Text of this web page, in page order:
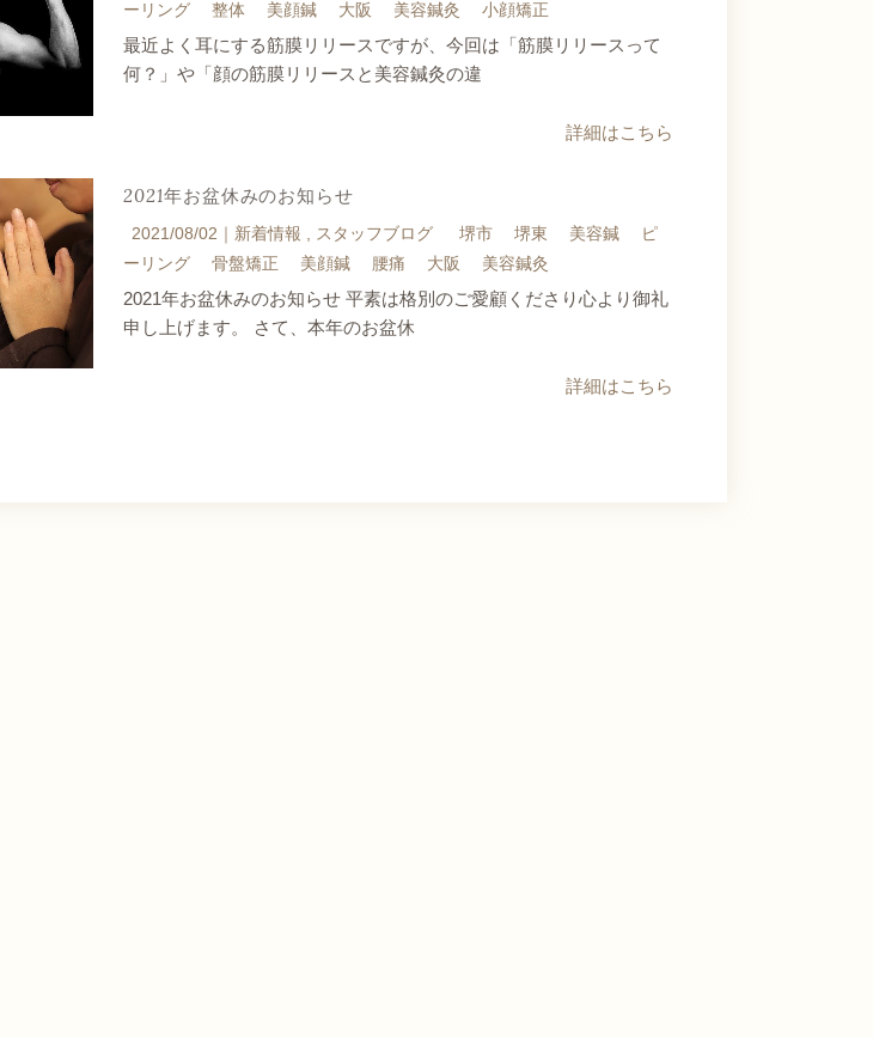
ーリング
整体 美顔鍼 大阪 美容鍼灸 小顔矯正
最近よく耳にする筋膜リリースですが、今回は「筋膜リリースって
何？」や「顔の筋膜リリースと美容鍼灸の違
詳細はこちら
2021年お盆休みのお知らせ
2021/08/02｜ 新着情報 スタッフブログ 堺市 堺東 美容鍼
ピ
ーリング
骨盤矯正 美顔鍼 腰痛 大阪 美容鍼灸
2021年お盆休みのお知らせ 平素は格別のご愛顧くださり心より御礼
申し上げます。 さて、本年のお盆休
詳細はこちら